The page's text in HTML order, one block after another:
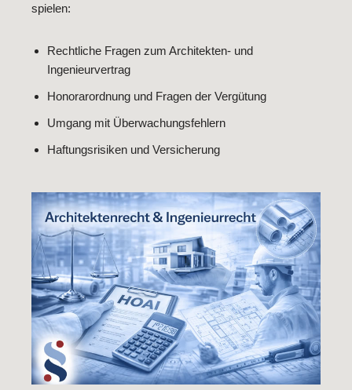
spielen:
Rechtliche Fragen zum Architekten- und
Ingenieurvertrag
Honorarordnung und Fragen der Vergütung
Umgang mit Überwachungsfehlern
Haftungsrisiken und Versicherung